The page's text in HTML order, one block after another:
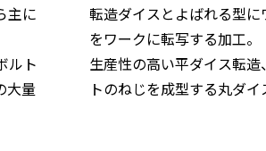
主に
ルト
大量
転造ダイスとよばれる型
をワークに転写する加工。
生産性の高い平ダイス転
トのねじを成型する丸ダ